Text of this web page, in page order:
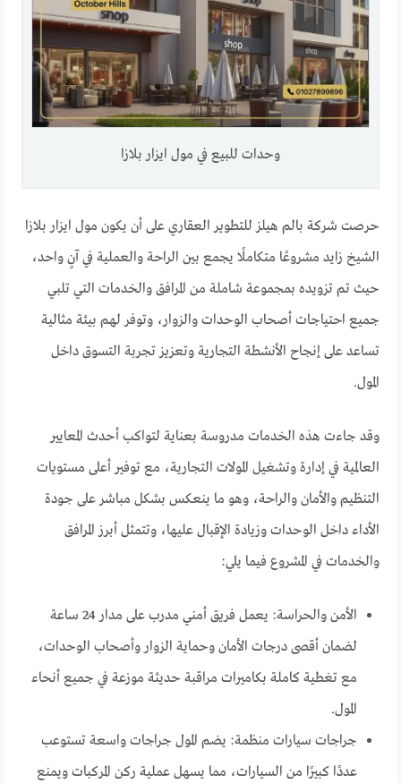
وحدات للبيع في مول ايزار بلازا
حرصت شركة بالم هيلز للتطوير العقاري على أن يكون مول ايزار بلازا
الشيخ زايد مشروعًا متكاملًا يجمع بين الراحة والعملية في آنٍ واحد،
حيث تم تزويده بمجموعة شاملة من المرافق والخدمات التي تلبي
جميع احتياجات أصحاب الوحدات والزوار، وتوفر لهم بيئة مثالية
تساعد على إنجاح الأنشطة التجارية وتعزيز تجربة التسوق داخل
المول.
وقد جاءت هذه الخدمات مدروسة بعناية لتواكب أحدث المعايير
العالمية في إدارة وتشغيل المولات التجارية، مع توفير أعلى مستويات
التنظيم والأمان والراحة، وهو ما ينعكس بشكل مباشر على جودة
الأداء داخل الوحدات وزيادة الإقبال عليها، وتتمثل أبرز المرافق
والخدمات في المشروع فيما يلي:
الأمن والحراسة: يعمل فريق أمني مدرب على مدار 24 ساعة
لضمان أقصى درجات الأمان وحماية الزوار وأصحاب الوحدات،
مع تغطية كاملة بكاميرات مراقبة حديثة موزعة في جميع أنحاء
المول.
جراجات سيارات منظمة: يضم المول جراجات واسعة تستوعب
عددًا كبيرًا من السيارات، مما يسهل عملية ركن المركبات ويمنع